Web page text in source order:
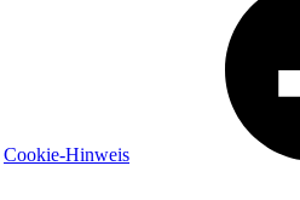
Cookie-Hinweis